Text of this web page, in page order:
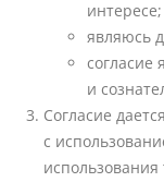
интересе;
являюсь
и
Согласие
с
использования